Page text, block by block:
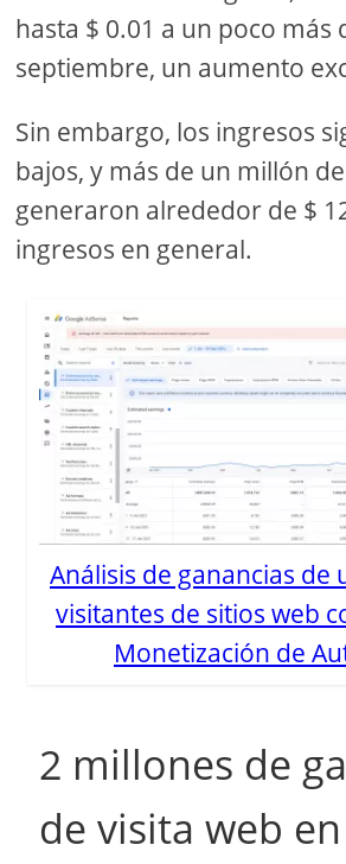
hasta $ 0.01 a un poco más
septiembre, un aumento
Sin embargo, los ingresos
bajos, y más de un millón
generaron alrededor de $
ingresos en general.
Análisis de ganancias de
visitantes de sitios web
Monetización de
2 millones de
de visita web